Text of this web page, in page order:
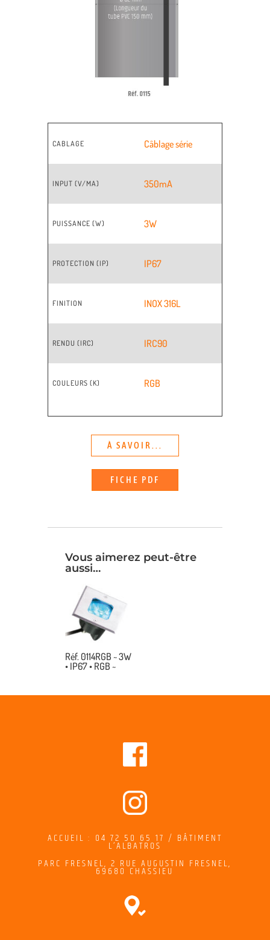
CABLAGE Câblage série
INPUT (V/MA) 350mA
PUISSANCE (W) 3W
PROTECTION (IP) IP67
FINITION INOX 316L
RENDU (IRC) IRC90
COULEURS (K) RGB
À SAVOIR...
FICHE PDF
Vous aimerez peut-être
aussi…
Réf. 0114RGB ~ 3W
• IP67 • RGB ~
ACCUEIL : 04 72 50 65 17 / BÂTIMENT
L’ALBATROS
PARC FRESNEL, 2 RUE AUGUSTIN FRESNEL,
69680 CHASSIEU